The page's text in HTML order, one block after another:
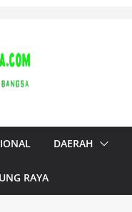
DAERAH
RAYA